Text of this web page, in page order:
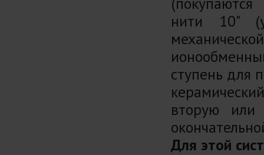
нити 10"
ступень для
вторую или
Для этой